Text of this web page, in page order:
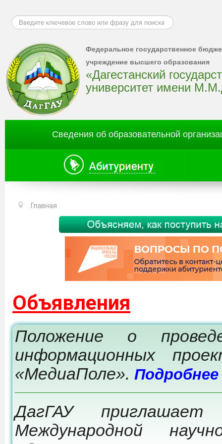
Искать...
Федеральное государственное
учреждение высшего образования
«Дагестанский
университет имени
Сведения об образовательной
Главная
Объявления
Положение о
информационных
«МедиаПоле». Подробнее
ДагГАУ
Международной